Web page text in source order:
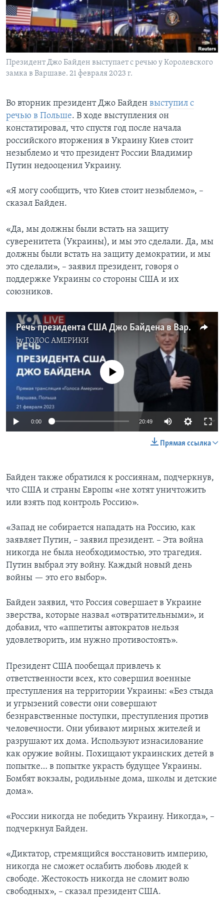
Learning English
СОЦИАЛЬНЫЕ СЕТИ
Президент Джо Байден выступает с речью у Королевского
замка в Варшаве. 21 февраля 2023 г.
Во вторник президент Джо Байден выступил с
речью в Польше. В ходе выступления он
констатировал, что спустя год после начала
российского вторжения в Украину Киев стоит
незыблемо и что президент России Владимир
Путин недооценил Украину.
«Я могу сообщить, что Киев стоит незыблемо», –
сказал Байден.
«Да, мы должны были встать на защиту
суверенитета (Украины), и мы это сделали. Да, мы
должны были встать на защиту демократии, и мы
это сделали», – заявил президент, говоря о
поддержке Украины со стороны США и их
союзников.
Речь президента США Джо Байдена в Варшаве о поддержке Украины
byГОЛОС АМЕРИКИ
No media source currently available
0:00 20:49
Прямая ссылка
Байден также обратился к россиянам, подчеркнув,
что США и страны Европы «не хотят уничтожить
или взять под контроль Россию».
«Запад не собирается нападать на Россию, как
заявляет Путин, – заявил президент. – Эта война
никогда не была необходимостью, это трагедия.
Путин выбрал эту войну. Каждый новый день
войны — это его выбор».
Байден заявил, что Россия совершает в Украине
зверства, которые назвал «отвратительными», и
добавил, что «аппетиты автократов нельзя
удовлетворить, им нужно противостоять».
Президент США пообещал привлечь к
ответственности всех, кто совершил военные
преступления на территории Украины: «Без стыда
и угрызений совести они совершают
безнравственные поступки, преступления против
человечности. Они убивают мирных жителей и
разрушают их дома. Используют изнасилование
как оружие войны. Похищают украинских детей в
попытке… в попытке украсть будущее Украины.
Бомбят вокзалы, родильные дома, школы и детские
дома».
«России никогда не победить Украину. Никогда», –
подчеркнул Байден.
«Диктатор, стремящийся восстановить империю,
никогда не сможет ослабить любовь людей к
свободе. Жестокость никогда не сломит волю
свободных», – сказал президент США.